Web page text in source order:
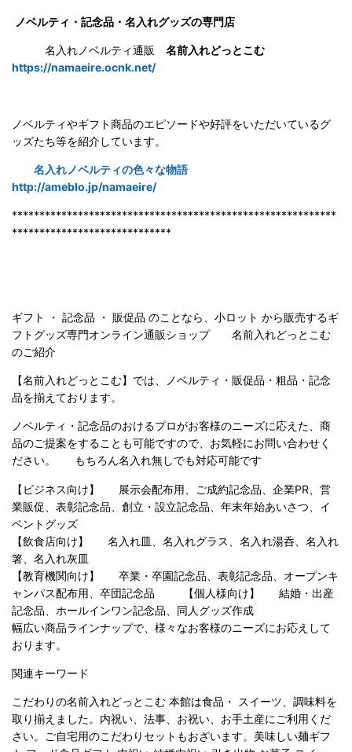
ノベルティ・記念品・名入れグッズの専門店
名入れノベルティ通販 名前入れどっとこむ
https://namaeire.ocnk.net/
ノベルティやギフト商品のエピソードや好評をいただいているグ
ッズたち等を紹介しています。
名入れノベルティの色々な物語
http://ameblo.jp/namaeire/
***********************************************************
*****************************
ギフト ・ 記念品 ・ 販促品 のことなら、小ロット から販売するギ
フトグッズ専門オンライン通販ショップ 名前入れどっとこむ
のご紹介
【名前入れどっとこむ】では、ノベルティ・販促品・粗品・記念
品を揃えております。
ノベルティ・記念品のおけるプロがお客様のニーズに応えた、商
品のご提案をすることも可能ですので、お気軽にお問い合わせく
ださい。 もちろん名入れ無しでも対応可能です
【ビジネス向け】 展示会配布用、ご成約記念品、企業PR、営
業販促、表彰記念品、創立・設立記念品、年末年始あいさつ、イ
ベントグッズ
【飲食店向け】 名入れ皿、名入れグラス、名入れ湯呑、名入れ
箸、名入れ灰皿
【教育機関向け】 卒業・卒園記念品、表彰記念品、オープンキ
ャンパス配布用、卒団記念品 【個人様向け】 結婚・出産
記念品、ホールインワン記念品、同人グッズ作成
幅広い商品ラインナップで、様々なお客様のニーズにお応えして
おります。
関連キーワード
こだわりの名前入れどっとこむ 本館は食品・ スイーツ、調味料を
取り揃えました。内祝い、法事、お祝い、お手土産にご利用くだ
さい。ご自宅用のこだわりセットもおざいます。美味しい麺ギフ